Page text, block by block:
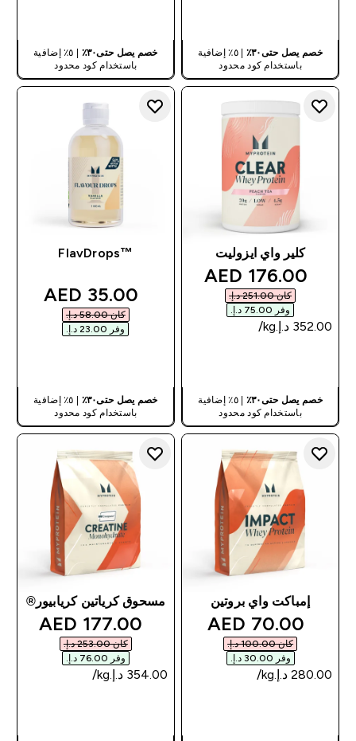
خصم يصل حتى٣٠٪
| ٥٪ إضافية
باستخدام كود محدود
خصم يصل حتى٣٠٪
| ٥٪ إضافية
باستخدام كود محدود
كلير واي ايزوليت
discounted price
176.00 AED‎
كان ‏251.00 د.إ.‏‎
وفر ‏75.00 د.إ.‏‎
خصم يصل حتى٣٠٪
| ٥٪ إضافية
باستخدام كود محدود
™FlavDrops
price
35.00 AED‎
كان ‏58.00 د.إ.‏‎
وفر ‏23.00 د.إ.‏‎
خصم يصل حتى٣٠٪
| ٥٪ إضافية
باستخدام كود محدود
إمباكت واي بروتين
discounted price
70.00 AED‎
كان ‏100.00 د.إ.‏‎
وفر ‏30.00 د.إ.‏‎
مسحوق كرياتين كريابيور®
price
177.00 AED‎
كان ‏253.00 د.إ.‏‎
وفر ‏76.00 د.إ.‏‎